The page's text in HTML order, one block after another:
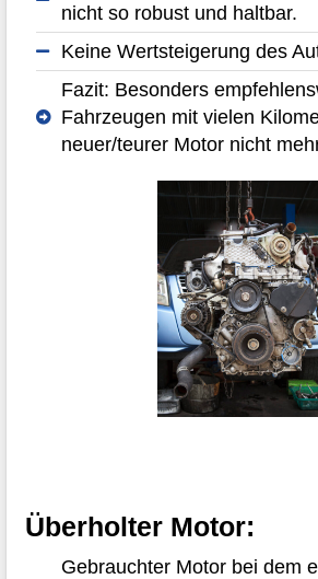
nicht so robust und haltbar.
Keine Wertsteigerung des
Fazit: Besonders
Fahrzeugen mit vielen
neuer/teurer Motor nicht
Überholter Motor:
Gebrauchter Motor bei dem